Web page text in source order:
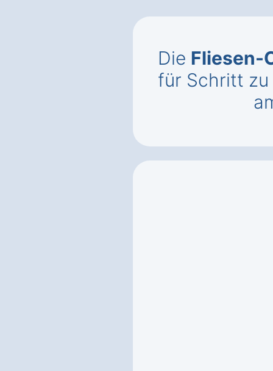
Die Fliesen-
für Schritt zu